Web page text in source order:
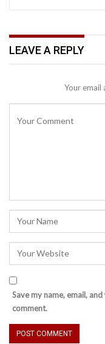
LEAVE A REPLY
Your email
Save my name, email,
comment.